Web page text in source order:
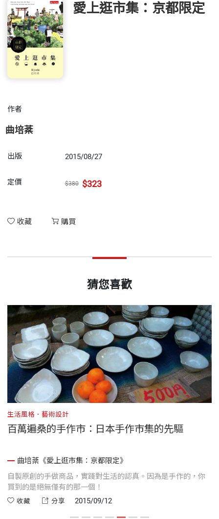
愛上逛市集：京都限定
作者
曲培棻
出版 2015/08/27
定價 $380 $323
收藏 購買
猜您喜歡
生活風格．藝術設計
百萬遍桑的手作市：日本手作市集的先驅
曲培棻《愛上逛市集：京都限定》
自製原創的手做商品，實踐對生活的認真。因為是手作的，你
買到的是絕無僅有的那一個！
收藏 分享 2015/09/12